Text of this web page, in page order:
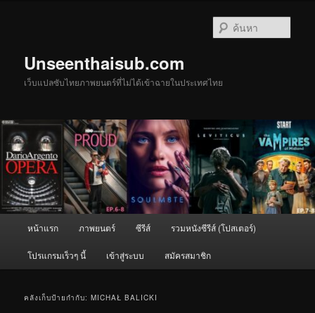
Unseenthaisub.com
เว็บแปลซับไทยภาพยนตร์ที่ไม่ได้เข้าฉายในประเทศไทย
หน้าแรก ภาพยนตร์ ซีรีส์ รวมหนังซีรีส์ (โปสเตอร์)
โปรแกรมเร็วๆ นี้ เข้าสู่ระบบ สมัครสมาชิก
คลังเก็บป้ายกำกับ:MICHAŁ BALICKI